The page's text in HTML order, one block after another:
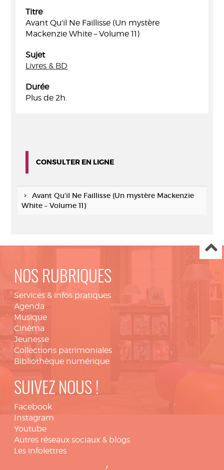
Titre
Avant Qu'il Ne Faillisse (Un mystère
Mackenzie White – Volume 11)
Sujet
Livres & BD
Durée
Plus de 2h.
CONSULTER EN LIGNE
Avant Qu'il Ne Faillisse (Un mystère Mackenzie
White – Volume 11)
NOS RUBRIQUES
Services & infos pratiques
Agenda
Musique
Cinéma
Jeunesse
Collections patrimoniales
Bibliothèque numérique
SUIVEZ NOUS !
Facebook
Instagram
Youtube
Autres réseaux sociaux & blogs
Les infolettres